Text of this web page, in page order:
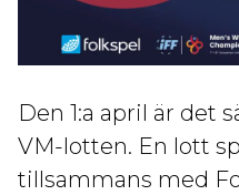
Den 1:a april är det
VM-lotten. En lott
tillsammans med